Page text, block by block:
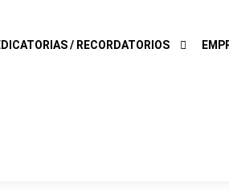
/ RECORDATORIOS